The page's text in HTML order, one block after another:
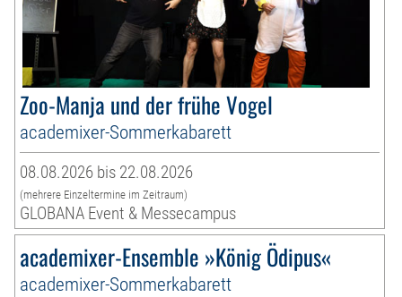
Zoo-Manja und der frühe Vogel
academixer-Sommerkabarett
08.08.2026 bis 22.08.2026
(mehrere Einzeltermine im Zeitraum)
GLOBANA Event & Messecampus
academixer-Ensemble »König Ödipus«
academixer-Sommerkabarett